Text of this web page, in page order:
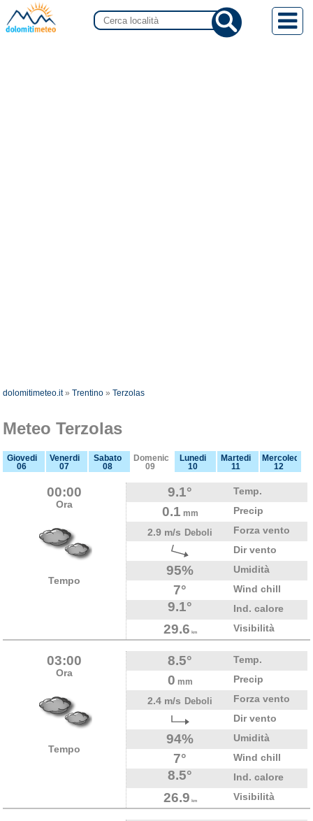
dolomitimeteo.it»Trentino »Terzolas
Meteo Terzolas
Giovedi
06
Venerdi
07
Sabato
08
Domenica
09
Lunedi
10
Martedi
11
Mercoledi
12
00:00
Ora
Tempo
9.1° Temp.
0.1 mm
Precip
2.9 m/s Deboli
Forza vento
Dir vento
95% Umidità
7° Wind chill
9.1° Ind. calore
29.6 km Visibilità
03:00
Ora
Tempo
8.5° Temp.
0 mm
Precip
2.4 m/s Deboli
Forza vento
Dir vento
94% Umidità
7° Wind chill
8.5° Ind. calore
26.9 km Visibilità